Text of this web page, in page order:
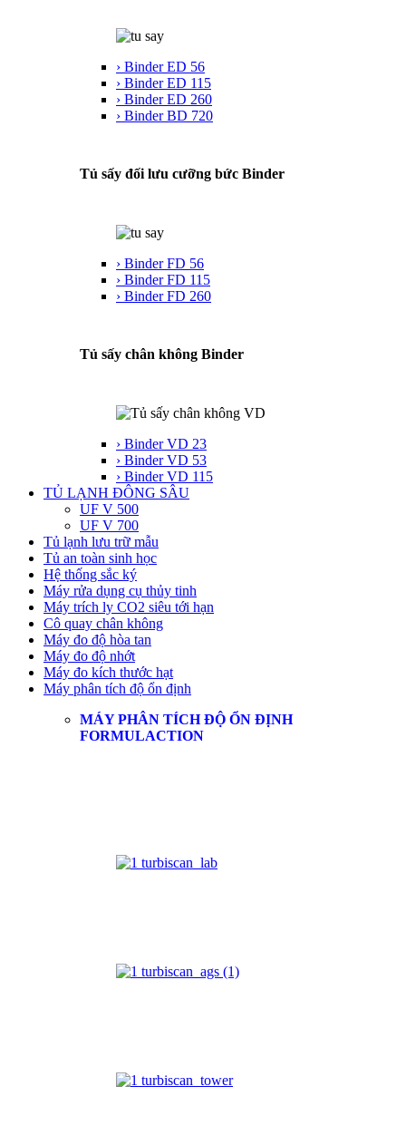
› Binder ED 56
› Binder ED 115
› Binder ED 260
› Binder BD 720
Tủ sấy đối lưu cưỡng bức Binder
› Binder FD 56
› Binder FD 115
› Binder FD 260
Tủ sấy chân không Binder
› Binder VD 23
› Binder VD 53
› Binder VD 115
TỦ LẠNH ĐÔNG SÂU
UF V 500
UF V 700
Tủ lạnh lưu trữ mẫu
Tủ an toàn sinh học
Hệ thống sắc ký
Máy rửa dụng cụ thủy tinh
Máy trích ly CO2 siêu tới hạn
Cô quay chân không
Máy đo độ hòa tan
Máy đo độ nhớt
Máy đo kích thước hạt
Máy phân tích độ ổn định
MÁY PHÂN TÍCH ĐỘ ỔN ĐỊNH
FORMULACTION